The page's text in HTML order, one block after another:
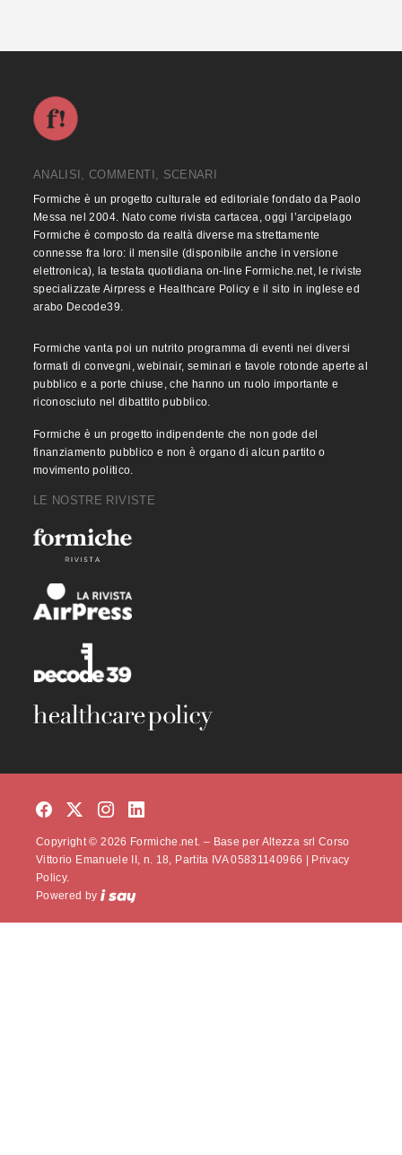
ANALISI, COMMENTI, SCENARI
Formiche è un progetto culturale ed editoriale fondato da Paolo
Messa nel 2004. Nato come rivista cartacea, oggi l’arcipelago
Formiche è composto da realtà diverse ma strettamente
connesse fra loro: il mensile (disponibile anche in versione
elettronica), la testata quotidiana on-line Formiche.net, le riviste
specializzate Airpress e Healthcare Policy e il sito in inglese ed
arabo Decode39.
Formiche vanta poi un nutrito programma di eventi nei diversi
formati di convegni, webinair, seminari e tavole rotonde aperte al
pubblico e a porte chiuse, che hanno un ruolo importante e
riconosciuto nel dibattito pubblico.
Formiche è un progetto indipendente che non gode del
finanziamento pubblico e non è organo di alcun partito o
movimento politico.
LE NOSTRE RIVISTE
Copyright © 2026 Formiche.net. – Base per Altezza srl Corso
Vittorio Emanuele II, n. 18, Partita IVA 05831140966 | Privacy
Policy.
Powered by